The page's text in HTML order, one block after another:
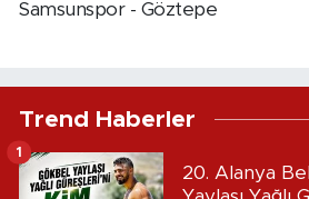
Samsunspor - Göztepe
Trend Haberler
20. Alanya
1